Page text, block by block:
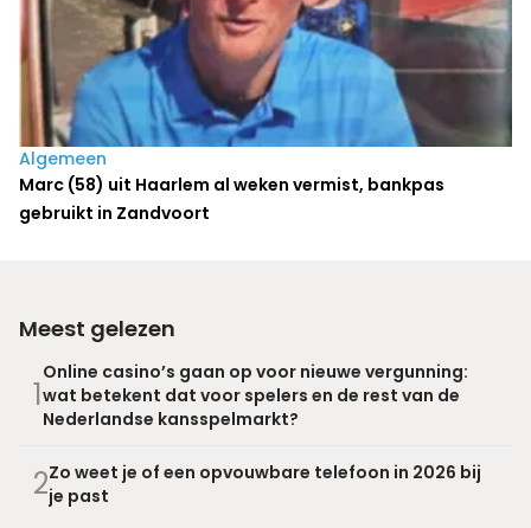
Algemeen
Marc (58) uit Haarlem al weken vermist, bankpas
gebruikt in Zandvoort
Meest gelezen
1
Online casino’s gaan op voor nieuwe vergunning:
wat betekent dat voor spelers en de rest van de
Nederlandse kansspelmarkt?
2Zo weet je of een opvouwbare telefoon in 2026 bij
je past